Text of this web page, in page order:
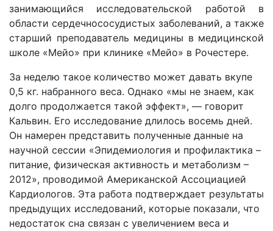
занимающийся исследовательской работой в
области сердечнососудистых заболеваний, а также
старший преподаватель медицины в медицинской
школе «Мейо» при клинике «Мейо» в Рочестере.
За неделю такое количество может давать вкупе
0,5 кг. набранного веса. Однако «мы не знаем, как
долго продолжается такой эффект», — говорит
Кальвин. Его исследование длилось восемь дней.
Он намерен представить полученные данные на
научной сессии «Эпидемиология и профилактика –
питание, физическая активность и метаболизм –
2012», проводимой Американской Ассоциацией
Кардиологов. Эта работа подтверждает результаты
предыдущих исследований, которые показали, что
недостаток сна связан с увеличением веса и